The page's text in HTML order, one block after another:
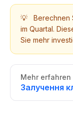
💡
Berechnen
im Quartal.
Sie mehr
Mehr erfahren
Залучення